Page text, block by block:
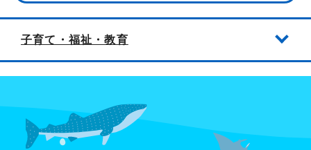
子育て・福祉・教育